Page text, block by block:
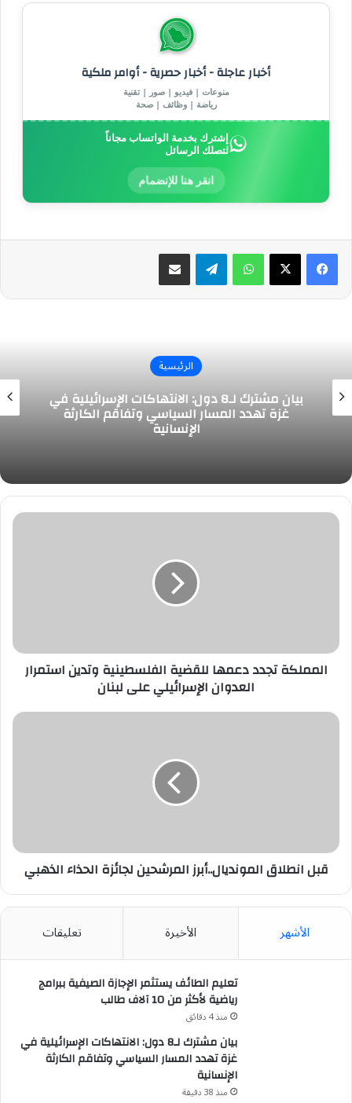
أخبار عاجلة - أخبار حصرية - أوامر ملكية
منوعات | فيديو | صور | تقنية
رياضة | وظائف | صحة
إشترك بخدمة الواتساب مجاناً
لتصلك الرسائل
انقر هنا للإنضمام
واتسابتيلقرام مشاركة عبر البريد
الرئيسية
بيان مشترك لـ8 دول: الانتهاكات الإسرائيلية في
غزة تهدد المسار السياسي وتفاقم الكارثة
الإنسانية
المملكة
الإسرائيلي
علىالمملكة تجدد دعمها للقضية الفلسطينية وتدين استمرار
العدوان الإسرائيلي على لبنان
قبل
قبل انطلاق المونديال..أبرز المرشحين لجائزة الحذاء الذهبي
الأشهر الأخيرة تعليقات
تعليم الطائف يستثمر الإجازة الصيفية ببرامج
رياضية لأكثر من 10 آلاف طالب
منذ 4 دقائق
بيان مشترك لـ8 دول: الانتهاكات الإسرائيلية في
غزة تهدد المسار السياسي وتفاقم الكارثة
الإنسانية
منذ 38 دقيقة